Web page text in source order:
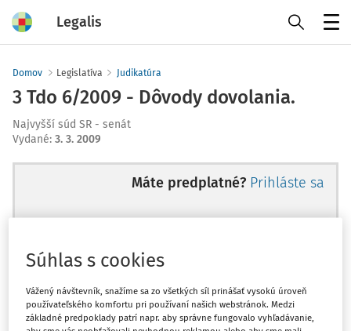
Legalis
Domov Legislatíva Judikatúra
3 Tdo 6/2009 - Dôvody dovolania.
Najvyšší súd SR - senát
Vydané: 3. 3. 2009
Máte predplatné? Prihláste sa
Ups, zatiaľ ste si prečítali len
začiatok...
Súhlas s cookies
Vážený návštevník, snažíme sa zo všetkých síl prinášať vysokú úroveň
používateľského komfortu pri používaní našich webstránok. Medzi
základné predpoklady patrí napr. aby správne fungovalo vyhľadávanie,